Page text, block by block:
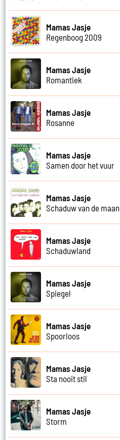
Mamas Jasje
Regenboog 2009
Mamas Jasje
Romantiek
Mamas Jasje
Rosanne
Mamas Jasje
Samen door het vuur
Mamas Jasje
Schaduw van de maan
Mamas Jasje
Schaduwland
Mamas Jasje
Spiegel
Mamas Jasje
Spoorloos
Mamas Jasje
Sta nooit stil
Mamas Jasje
Storm